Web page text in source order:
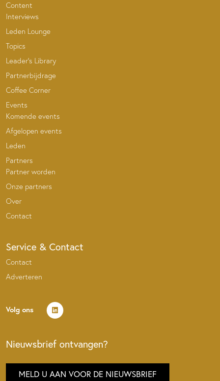
Content
Interviews
Leden Lounge
Topics
Leader’s Library
Partnerbijdrage
Coffee Corner
Events
Komende events
Afgelopen events
Leden
Partners
Partner worden
Onze partners
Over
Contact
Service & Contact
Contact
Adverteren
Volg ons
Nieuwsbrief ontvangen?
MELD U AAN VOOR DE NIEUWSBRIEF